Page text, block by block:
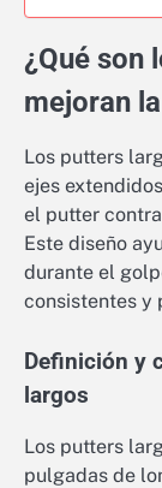
¿Qué son
mejoran
Los putters
ejes
el putter
Este diseño
durante el
consistentes y
Definición y
largos
Los putters
pulgadas de